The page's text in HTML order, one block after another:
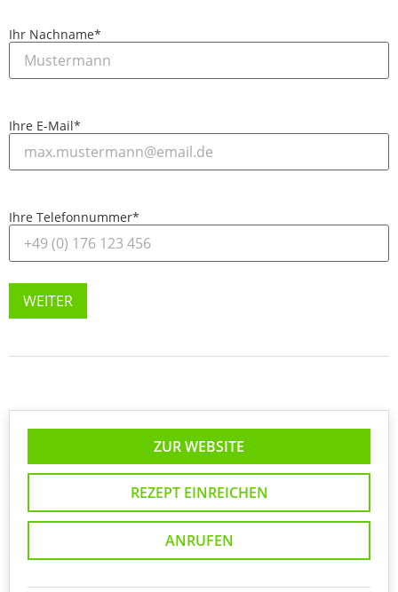
Ihr Nachname*
Ihre E-Mail*
Ihre Telefonnummer*
WEITER
ZUR WEBSITE
REZEPT EINREICHEN
ANRUFEN